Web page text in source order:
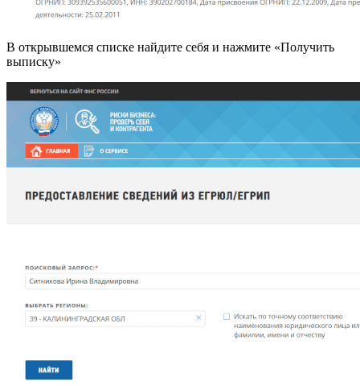
В открывшемся списке найдите себя и нажмите «Получить
выписку»